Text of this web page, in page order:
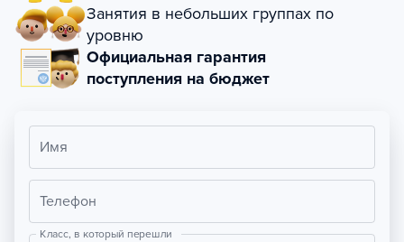
Занятия в небольших группах по
уровню
Официальная гарантия
поступления на бюджет
Имя
Телефон
Класс, в который перешли